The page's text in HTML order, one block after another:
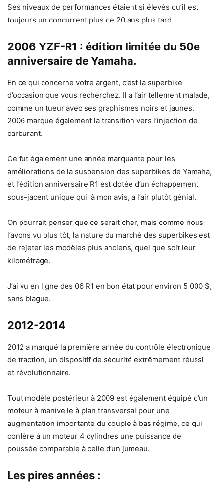
Ses niveaux de performances étaient si élevés qu’il est
toujours un concurrent plus de 20 ans plus tard.
2006 YZF-R1 : édition limitée du 50e
anniversaire de Yamaha.
En ce qui concerne votre argent, c’est la superbike
d’occasion que vous recherchez. Il a l’air tellement malade,
comme un tueur avec ses graphismes noirs et jaunes.
2006 marque également la transition vers l’injection de
carburant.
Ce fut également une année marquante pour les
améliorations de la suspension des superbikes de Yamaha,
et l’édition anniversaire R1 est dotée d’un échappement
sous-jacent unique qui, à mon avis, a l’air plutôt génial.
On pourrait penser que ce serait cher, mais comme nous
l’avons vu plus tôt, la nature du marché des superbikes est
de rejeter les modèles plus anciens, quel que soit leur
kilométrage.
J’ai vu en ligne des 06 R1 en bon état pour environ 5 000 $,
sans blague.
2012-2014
2012 a marqué la première année du contrôle électronique
de traction, un dispositif de sécurité extrêmement réussi
et révolutionnaire.
Tout modèle postérieur à 2009 est également équipé d’un
moteur à manivelle à plan transversal pour une
augmentation importante du couple à bas régime, ce qui
confère à un moteur 4 cylindres une puissance de
poussée comparable à celle d’un jumeau.
Les pires années :